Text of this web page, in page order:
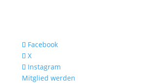
Facebook
X
Instagram
Mitglied werden